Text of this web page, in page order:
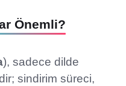
Önemli?
), sadece dilde
sindirim süreci,